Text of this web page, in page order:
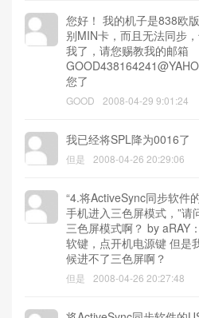
您好！ 我的机子是838欧
别MIN卡，而且无法同步
我了，请您赐教我的邮箱
您了
GOOD 2008-04-29 9:01:24
我已经将SPL降为0016了
但是 2008-04-26 20:29:06
“4.将ActiveSync同步软件
手机进入三色屏模式，”请
三色屏模式啊？ by aRAY
软键，点开机电源键 但是
候进不了三色屏啊？
但是 2008-04-26 20:27:48